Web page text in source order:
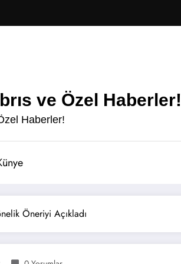
ve Özel Haberler!
Haberler!
Öneriyi Açıkladı